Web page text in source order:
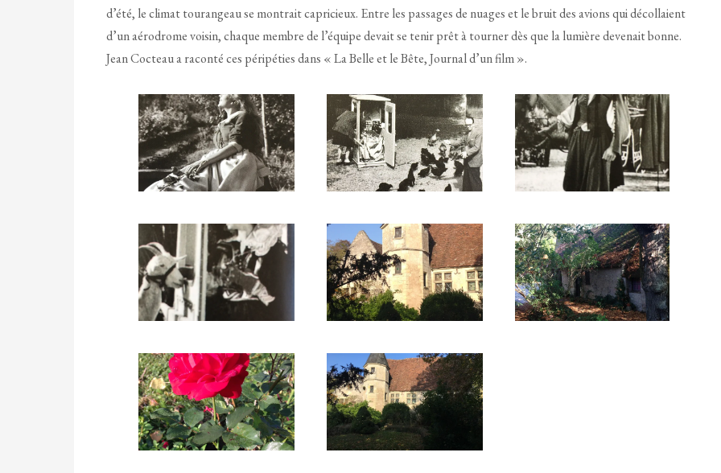
d’été, le climat tourangeau se montrait capricieux. Entre les passages de nuages et le bruit des avions qui décollaient
d’un aérodrome voisin, chaque membre de l’équipe devait se tenir prêt à tourner dès que la lumière devenait bonne.
Jean Cocteau a raconté ces péripéties dans « La Belle et le Bête, Journal d’un film ».